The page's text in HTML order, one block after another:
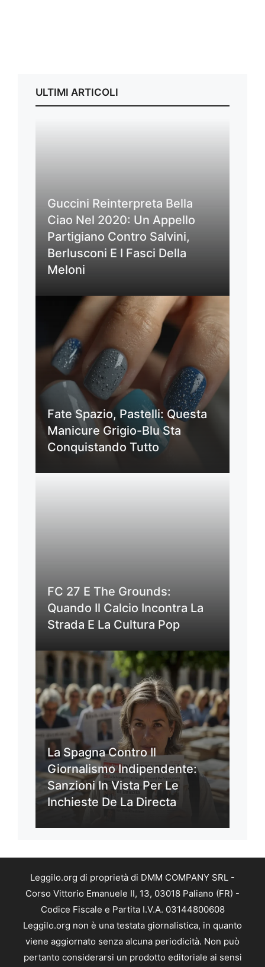
ULTIMI ARTICOLI
Guccini Reinterpreta Bella
Ciao Nel 2020: Un Appello
Partigiano Contro Salvini,
Berlusconi E I Fasci Della
Meloni
Fate Spazio, Pastelli: Questa
Manicure Grigio-Blu Sta
Conquistando Tutto
FC 27 E The Grounds:
Quando Il Calcio Incontra La
Strada E La Cultura Pop
La Spagna Contro Il
Giornalismo Indipendente:
Sanzioni In Vista Per Le
Inchieste De La Directa
Leggilo.org di proprietà di DMM COMPANY SRL -
Corso Vittorio Emanuele II, 13, 03018 Paliano (FR) -
Codice Fiscale e Partita I.V.A. 03144800608
Leggilo.org non è una testata giornalistica, in quanto
viene aggiornato senza alcuna periodicità. Non può
pertanto considerarsi un prodotto editoriale ai sensi